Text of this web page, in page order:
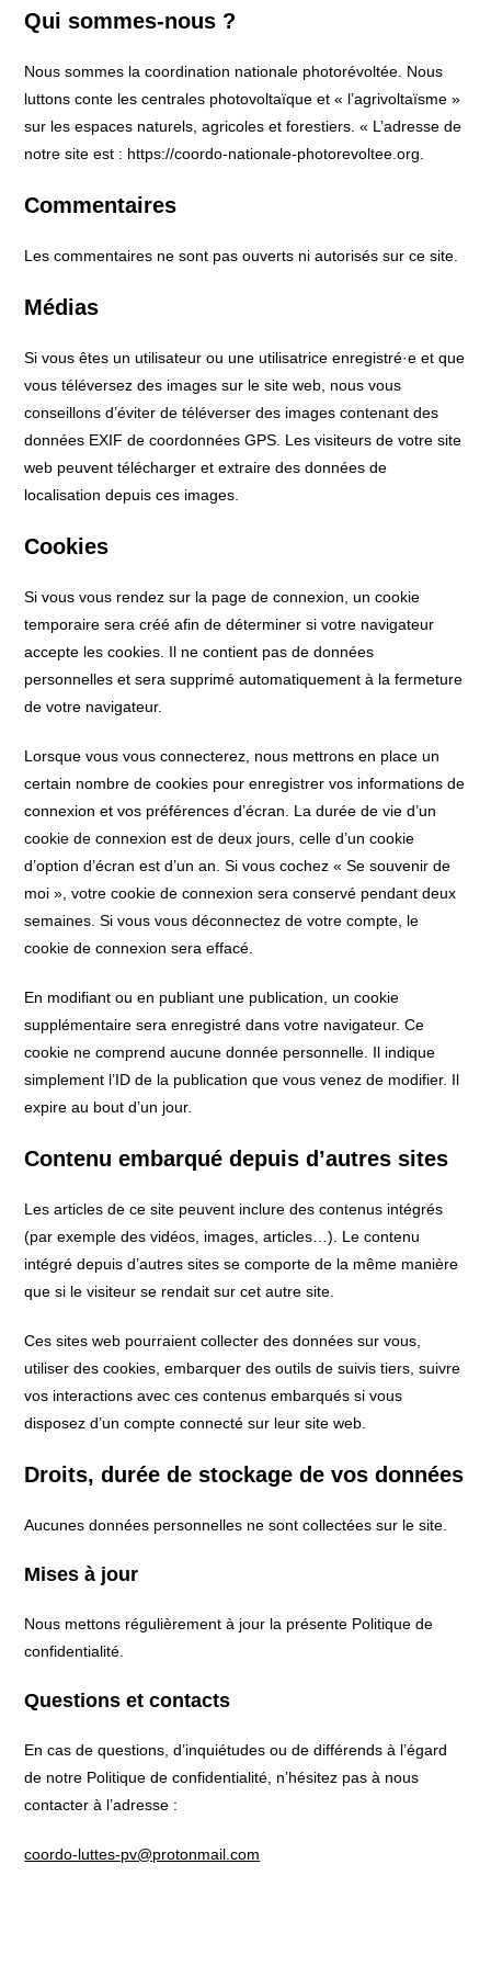
Qui sommes-nous ?
Nous sommes la coordination nationale photorévoltée. Nous
luttons conte les centrales photovoltaïque et « l’agrivoltaïsme »
sur les espaces naturels, agricoles et forestiers. « L’adresse de
notre site est : https://coordo-nationale-photorevoltee.org.
Commentaires
Les commentaires ne sont pas ouverts ni autorisés sur ce site.
Médias
Si vous êtes un utilisateur ou une utilisatrice enregistré·e et que
vous téléversez des images sur le site web, nous vous
conseillons d’éviter de téléverser des images contenant des
données EXIF de coordonnées GPS. Les visiteurs de votre site
web peuvent télécharger et extraire des données de
localisation depuis ces images.
Cookies
Si vous vous rendez sur la page de connexion, un cookie
temporaire sera créé afin de déterminer si votre navigateur
accepte les cookies. Il ne contient pas de données
personnelles et sera supprimé automatiquement à la fermeture
de votre navigateur.
Lorsque vous vous connecterez, nous mettrons en place un
certain nombre de cookies pour enregistrer vos informations de
connexion et vos préférences d’écran. La durée de vie d’un
cookie de connexion est de deux jours, celle d’un cookie
d’option d’écran est d’un an. Si vous cochez « Se souvenir de
moi », votre cookie de connexion sera conservé pendant deux
semaines. Si vous vous déconnectez de votre compte, le
cookie de connexion sera effacé.
En modifiant ou en publiant une publication, un cookie
supplémentaire sera enregistré dans votre navigateur. Ce
cookie ne comprend aucune donnée personnelle. Il indique
simplement l’ID de la publication que vous venez de modifier. Il
expire au bout d’un jour.
Contenu embarqué depuis d’autres sites
Les articles de ce site peuvent inclure des contenus intégrés
(par exemple des vidéos, images, articles…). Le contenu
intégré depuis d’autres sites se comporte de la même manière
que si le visiteur se rendait sur cet autre site.
Ces sites web pourraient collecter des données sur vous,
utiliser des cookies, embarquer des outils de suivis tiers, suivre
vos interactions avec ces contenus embarqués si vous
disposez d’un compte connecté sur leur site web.
Droits, durée de stockage de vos données
Aucunes données personnelles ne sont collectées sur le site.
Mises à jour
Nous mettons régulièrement à jour la présente Politique de
confidentialité.
Questions et contacts
En cas de questions, d’inquiétudes ou de différends à l’égard
de notre Politique de confidentialité, n’hésitez pas à nous
contacter à l’adresse :
coordo-luttes-pv@protonmail.com